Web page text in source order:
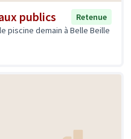
publics
Retenue
piscine demain à Belle Beille